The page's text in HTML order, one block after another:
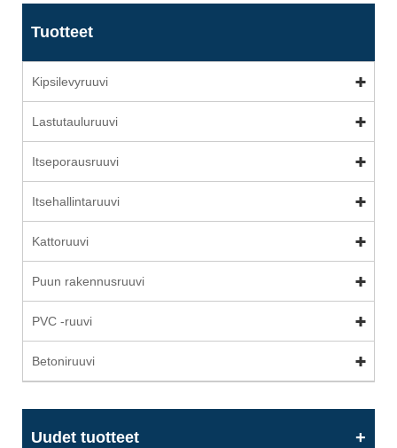
Tuotteet
Kipsilevyruuvi
Lastutauluruuvi
Itseporausruuvi
Itsehallintaruuvi
Kattoruuvi
Puun rakennusruuvi
PVC -ruuvi
Betoniruuvi
Uudet tuotteet